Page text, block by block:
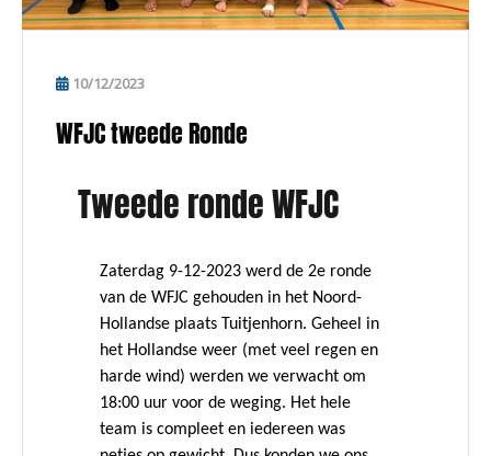
10/12/2023
WFJC tweede Ronde
Tweede ronde WFJC
Zaterdag 9-12-2023 werd de 2e ronde
van de WFJC gehouden in het Noord-
Hollandse plaats Tuitjenhorn. Geheel in
het Hollandse weer (met veel regen en
harde wind) werden we verwacht om
18:00 uur voor de weging. Het hele
team is compleet en iedereen was